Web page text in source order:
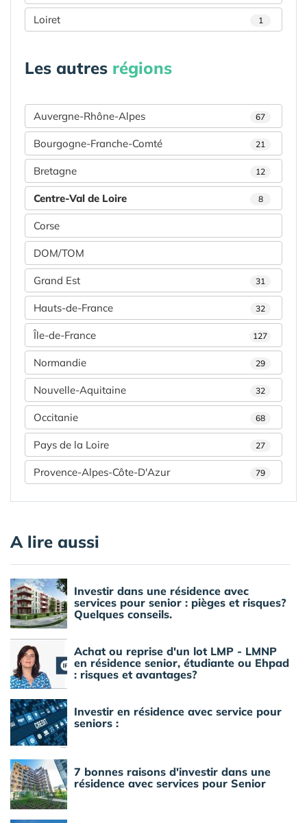
Loiret 1
Les autres régions
Auvergne-Rhône-Alpes 67
Bourgogne-Franche-Comté 21
Bretagne 12
Centre-Val de Loire 8
Corse
DOM/TOM
Grand Est 31
Hauts-de-France 32
Île-de-France 127
Normandie 29
Nouvelle-Aquitaine 32
Occitanie 68
Pays de la Loire 27
Provence-Alpes-Côte-D'Azur 79
A lire aussi
Investir dans une résidence avec
services pour senior : pièges et risques?
Quelques conseils.
Achat ou reprise d'un lot LMP - LMNP
en résidence senior, étudiante ou Ehpad
: risques et avantages?
Investir en résidence avec service pour
seniors :
7 bonnes raisons d'investir dans une
résidence avec services pour Senior